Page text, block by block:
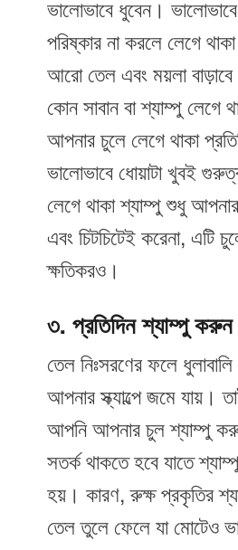
ভালোভাবে ধুবেন।
পরিষ্কার না করলে লেগে
আরো তেল এবং ময়লা
কোন সাবান বা শ্যাম্পু লেগে
আপনার চুলে লেগে থাকা
ভালোভাবে ধোয়াটা খুবই
লেগে থাকা শ্যাম্পু শুধু
এবং চিটচিটেই করেনা, এটি
ক্ষতিকরও।
৩. প্রতিদিন শ্যাম্পু করুন
তেল নিঃসরণের ফলে
আপনার স্ক্যাল্পে জমে যায়।
আপনি আপনার চুল শ্যাম্পু
সতর্ক থাকতে হবে যাতে
হয়। কারণ, রুক্ষ প্রকৃতির
তেল তুলে ফেলে যা মোটেও